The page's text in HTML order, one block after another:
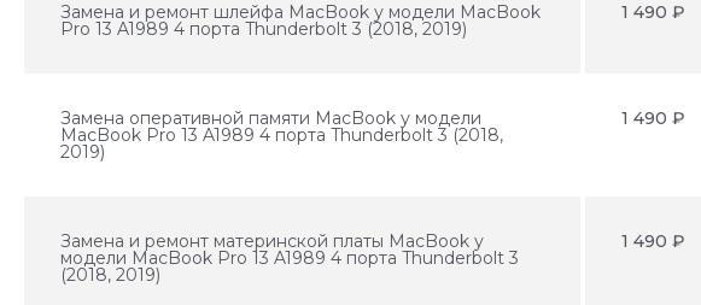
Замена и ремонт шлейфа MacBook у модели MacBook
Pro 13 A1989 4 порта Thunderbolt 3 (2018, 2019)
1 490 ₽
Замена оперативной памяти MacBook у модели
MacBook Pro 13 A1989 4 порта Thunderbolt 3 (2018,
2019)
1 490 ₽
Замена и ремонт материнской платы MacBook у
модели MacBook Pro 13 A1989 4 порта Thunderbolt 3
(2018, 2019)
1 490 ₽